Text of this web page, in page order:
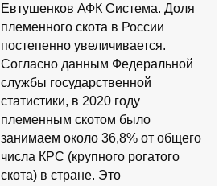
Евтушенков АФК Система. Доля
племенного скота в России
постепенно увеличивается.
Согласно данным Федеральной
службы государственной
статистики, в 2020 году
племенным скотом было
занимаем около 36,8% от общего
числа КРС (крупного рогатого
скота) в стране. Это